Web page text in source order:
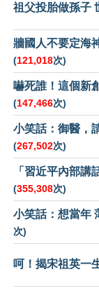
祖父投胎做孫子
牆國人不要定海
(121,018次)
嚇死誰！這個新
(147,466次)
小笑話：御醫，
(267,502次)
「習近平內部講
(355,308次)
小笑話：想當年
次)
呵！揭宋祖英一